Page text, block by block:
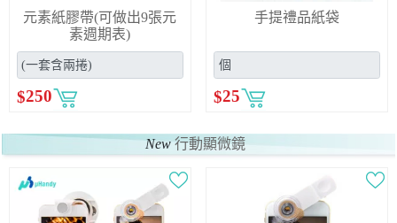
元素紙膠帶(可做出9張元
素週期表)
$250
手提禮品紙袋
$25
New 行動顯微鏡